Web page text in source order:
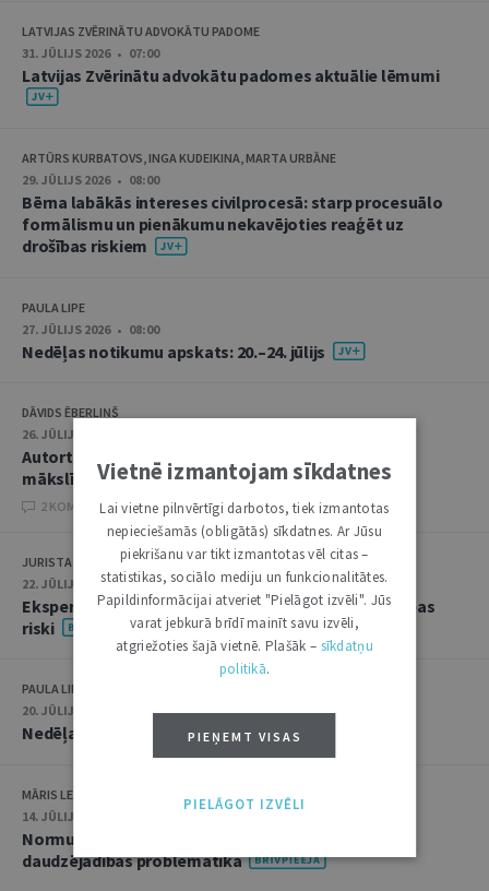
LATVIJAS ZVĒRINĀTU ADVOKĀTU PADOME
31. JŪLIJS 2026 • 07:00
Latvijas Zvērinātu advokātu padomes aktuālie lēmumi
ARTŪRS KURBATOVS, INGA KUDEIKINA, MARTA URBĀNE
29. JŪLIJS 2026 • 08:00
Bērna labākās intereses civilprocesā: starp procesuālo
formālismu un pienākumu nekavējoties reaģēt uz
drošības riskiem
PAULA LIPE
27. JŪLIJS 2026 • 08:00
Nedēļas notikumu apskats: 20.–24. jūlijs
DĀVIDS ĒBERLIŅŠ
26. JŪLIJS 2026 • 08:00
Autortiesību subjekta un objekta juridiskie aspekti
mākslīgā intelekta kontekstā
2 KOMENTĀRI
JURISTA VĀRDS
22. JŪLIJS 2026 • 14:00
Ekspertu saruna jūlijā: krimināltiesības un būvniecības
riski
PAULA LIPE
20. JŪLIJS 2026 • 16:05
Nedēļas notikumu apskats: 13.–17. jūlijs
MĀRIS LEJA
14. JŪLIJS 2026
Normu konkurences un noziedzīgu nodarījumu
daudzējādības problemātika
Vietnē izmantojam sīkdatnes
Lai vietne pilnvērtīgi darbotos, tiek izmantotas
nepieciešamās (obligātās) sīkdatnes. Ar Jūsu
piekrišanu var tikt izmantotas vēl citas –
statistikas, sociālo mediju un funkcionalitātes.
Papildinformācijai atveriet "Pielāgot izvēli". Jūs
varat jebkurā brīdī mainīt savu izvēli,
atgriežoties šajā vietnē. Plašāk – sīkdatņu
politikā.
PIEŅEMT VISAS
PIELĀGOT IZVĒLI